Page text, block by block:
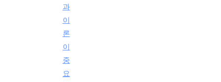
과
이
론
이
중
요